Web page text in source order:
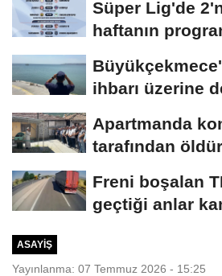
Süper Lig'de
haftanın
ihbarı üzerine
Apartmanda
tarafından
Freni boşalan
geçtiği anlar
ASAYIŞ
Yayınlanma: 07 Temmuz 2026 - 15:25